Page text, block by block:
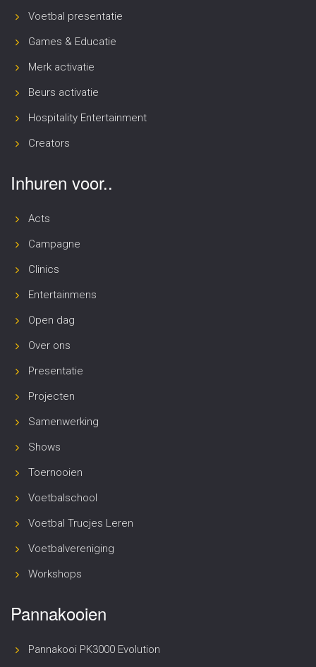
Voetbal presentatie
Games & Educatie
Merk activatie
Beurs activatie
Hospitality Entertainment
Creators
Inhuren voor..
Acts
Campagne
Clinics
Entertainmens
Open dag
Over ons
Presentatie
Projecten
Samenwerking
Shows
Toernooien
Voetbalschool
Voetbal Trucjes Leren
Voetbalvereniging
Workshops
Pannakooien
Pannakooi PK3000 Evolution